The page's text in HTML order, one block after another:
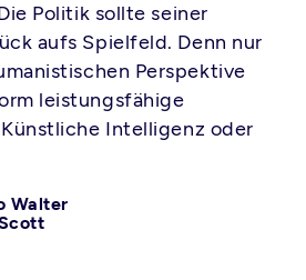
Politik sollte seiner
aufs Spielfeld. Denn nur
Perspektive
leistungsfähige
Intelligenz oder
Walter